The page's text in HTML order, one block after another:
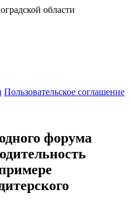
Пользовательское соглашение
форума